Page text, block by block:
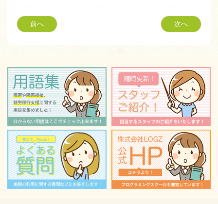
し
て
Twitter
で
共
ウ
ィ
ン
ド
ウ
で
開
き
ま
す)
す
て
く
だ
さ
い
(新
し
い
ウ
ィ
ン
ド
ウ
で
開
き
ま
す)
前へ 次へ